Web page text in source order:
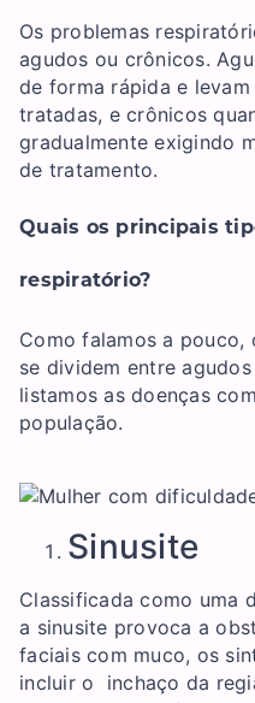
Os problemas
agudos ou crônicos.
de forma rápida e
tratadas, e crônicos
gradualmente exigindo
de tratamento.
Quais os principais
respiratório?
Como falamos a
se dividem entre
listamos as doenças
população.
Sinusite
Classificada como uma
a sinusite provoca a
faciais com muco, os
incluir o inchaço da